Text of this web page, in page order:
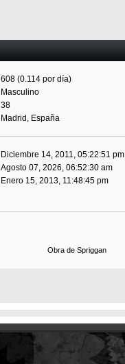
608 (0.114 por día)
Masculino
38
Madrid, España
Diciembre 14, 2011, 05:22:51 pm
Agosto 07, 2026, 06:52:30 am
Enero 15, 2013, 11:48:45 pm
Obra de Spriggan